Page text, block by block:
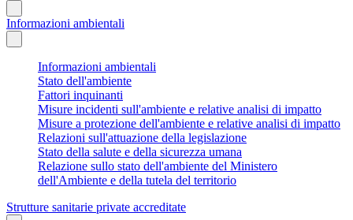
Informazioni ambientali
Informazioni ambientali
Stato dell'ambiente
Fattori inquinanti
Misure incidenti sull'ambiente e relative analisi di impatto
Misure a protezione dell'ambiente e relative analisi di impatto
Relazioni sull'attuazione della legislazione
Stato della salute e della sicurezza umana
Relazione sullo stato dell'ambiente del Ministero
dell'Ambiente e della tutela del territorio
Strutture sanitarie private accreditate